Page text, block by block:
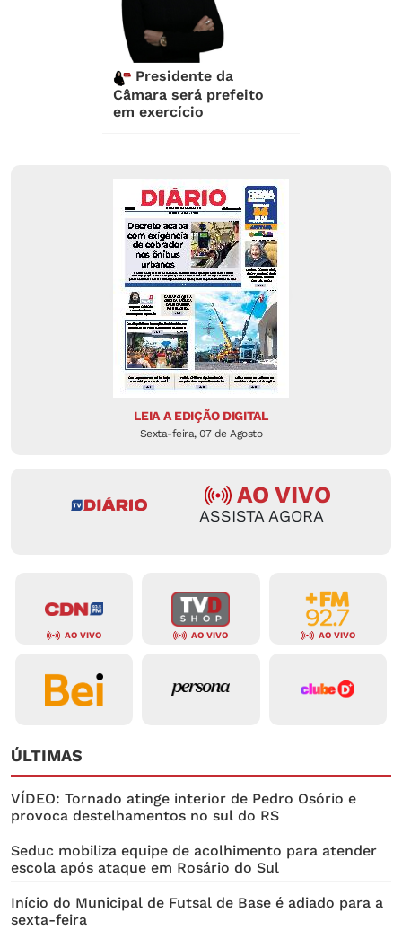
Presidente da
Câmara será prefeito
em exercício
LEIA A EDIÇÃO DIGITAL
Sexta-feira, 07 de Agosto
AO VIVO
ASSISTA AGORA
AO VIVO AO VIVO AO VIVO
ÚLTIMAS
VÍDEO: Tornado atinge interior de Pedro Osório e
provoca destelhamentos no sul do RS
Seduc mobiliza equipe de acolhimento para atender
escola após ataque em Rosário do Sul
Início do Municipal de Futsal de Base é adiado para a
sexta-feira